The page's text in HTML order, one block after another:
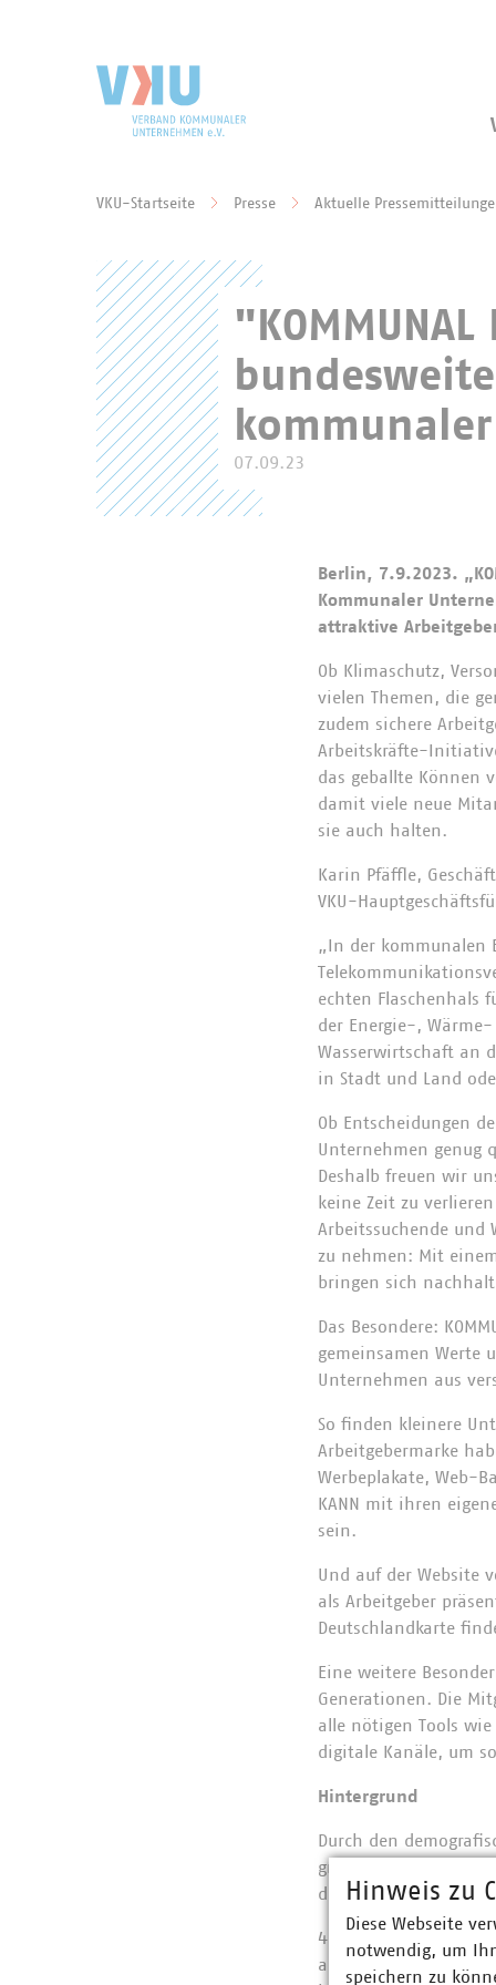
VKU-Startseite Presse Aktuelle
07.09.23
Berlin, 7.9.2023.
Kommunaler
attraktive
Ob Klimaschutz,
vielen Themen, die
zudem sichere
Arbeitskräfte-Initiative
das geballte Können
damit viele neue
sie auch halten.
Karin Pfäffle,
VKU-
„In der kommunalen
echten Flaschenhals
der Energie-,
Wasserwirtschaft an
in Stadt und Land
Ob Entscheidungen
Unternehmen genug
Deshalb freuen wir
keine Zeit zu
Arbeitssuchende und
zu nehmen: Mit
bringen sich
Das Besondere:
gemeinsamen Werte
Unternehmen aus
So finden kleinere
Arbeitgebermarke
Werbeplakate, Web-
KANN mit ihren
sein.
Und auf der Website
als Arbeitgeber
Deutschlandkarte
Eine weitere
Generationen. Die
alle nötigen Tools
digitale Kanäle, um
Hintergrund
Durch den
großer Fach- und
dass es für die
43 Prozent der
angebotenen
Hinweis zu
Diese Webseite
notwendig, um
speichern zu